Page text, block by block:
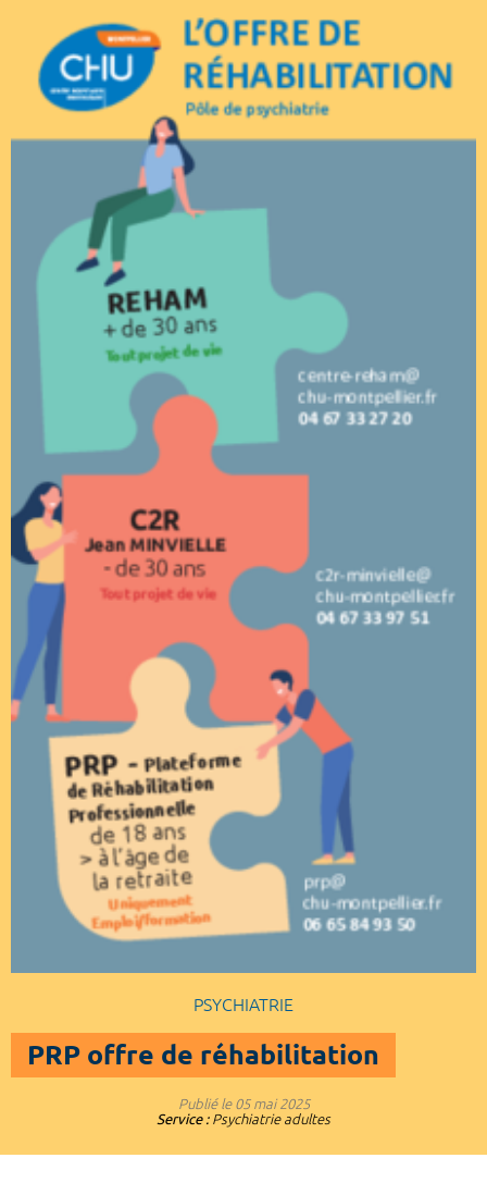
PSYCHIATRIE
PRP offre de réhabilitation
Publié le05 mai 2025
Service : Psychiatrie adultes